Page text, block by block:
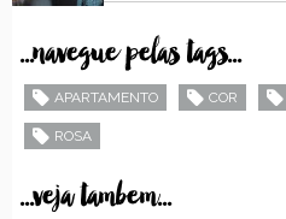
...navegue pelas tags...
APARTAMENTO COR
ROSA
...veja tambem...